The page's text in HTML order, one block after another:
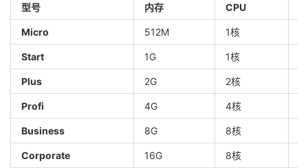
型号 内存 CPU
Micro 512M 1核
Start 1G 1核
Plus 2G 2核
Profi 4G 4核
Business 8G 8核
Corporate 16G 8核